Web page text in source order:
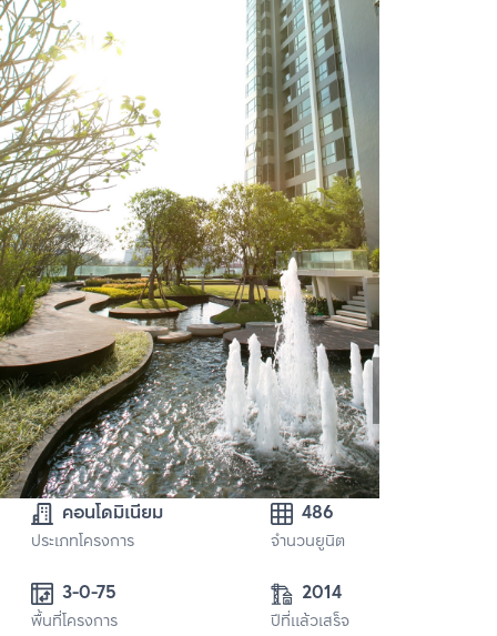
คอนโดมิเนียม
ประเภทโครงการ
486
จำนวนยูนิต
3-0-75
พื้นที่โครงการ
2014
ปีที่แล้วเสร็จ